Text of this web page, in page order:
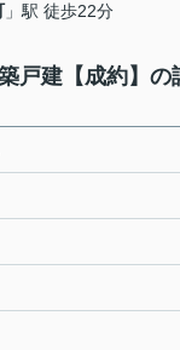
」駅 徒歩22分
戸建【成約】の